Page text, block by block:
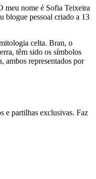
meu nome é Sofia Teixeira
blogue pessoal criado a 13
celta. Bran, o
têm sido os símbolos
ambos representados por
e partilhas exclusivas. Faz